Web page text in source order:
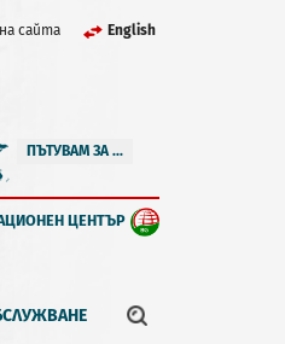
сайта English
ПЪТУВАМ ЗА ...
ЦЕНТЪР